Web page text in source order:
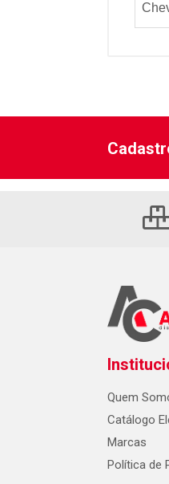
Quem
Catálogo
Marcas
Política de